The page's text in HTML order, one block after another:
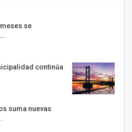
se
continúa
suma nuevas